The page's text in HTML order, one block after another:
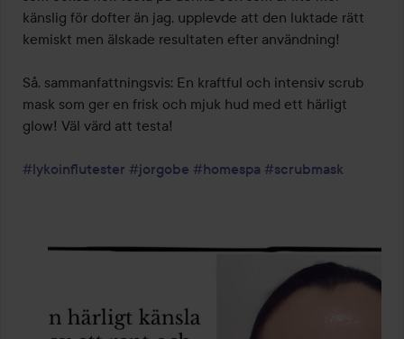
känslig för dofter än jag, upplevde att den luktade rätt
kemiskt men älskade resultaten efter användning!
Så, sammanfattningsvis: En kraftful och intensiv scrub
mask som ger en frisk och mjuk hud med ett härligt
glow! Väl värd att testa!
#lykoinflutester #jorgobe #homespa #scrubmask